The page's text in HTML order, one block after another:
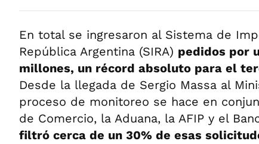
En total se ingresaron al Sistema de
República Argentina (SIRA) pedidos por
millones, un récord absoluto para el
Desde la llegada de Sergio Massa al
proceso de monitoreo se hace en
de Comercio, la Aduana, la AFIP y el
filtró cerca de un 30% de esas